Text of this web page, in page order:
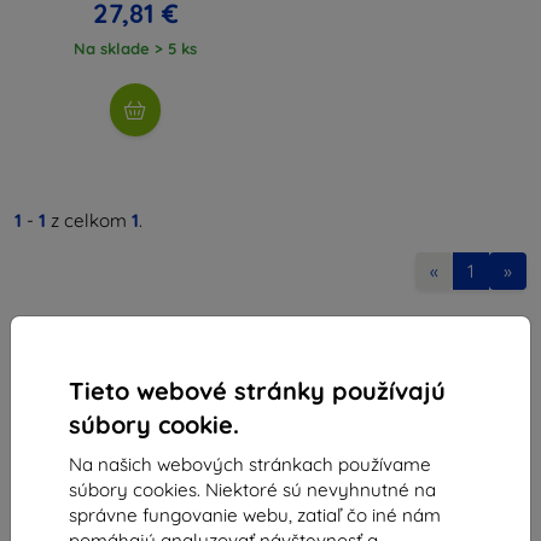
Tieto webové stránky používajú
súbory cookie.
Na našich webových stránkach používame
súbory cookies. Niektoré sú nevyhnutné na
správne fungovanie webu, zatiaľ čo iné nám
27,81 €
Na sklade > 5 ks
1 - 1 z celkom 1.
« 1 »
Shield-Sk s.r.o.
Ulica Rudolfa Mocka 3750/2A
841 04 Bratislava